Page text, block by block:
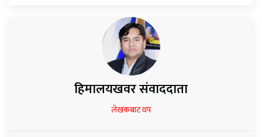
हिमालयखवर संवाददाता
लेखकबाट थप